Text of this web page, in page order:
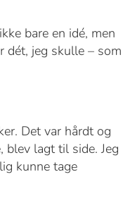
bare en idé, men
dét, jeg skulle – som
Det var hårdt og
lagt til side. Jeg
kunne tage